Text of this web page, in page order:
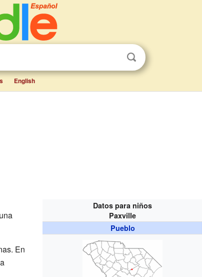
English
Datos para niños
Paxville
Pueblo
En